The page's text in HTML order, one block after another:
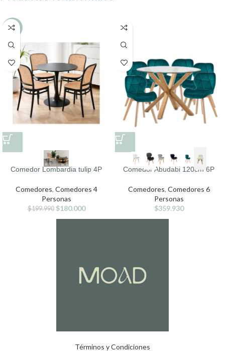
-10%
Comedor Lombardia tulip 4P
Comedores, Comedores 4
Personas
$199.990 $180.000
Comedor Abudabi 120cm 6P
Comedores, Comedores 6
Personas
$359.930
Términos y Condiciones